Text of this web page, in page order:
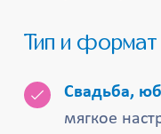
Тип и
Свадьба,
мягкое